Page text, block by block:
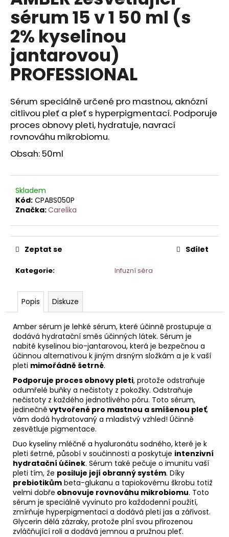
z
5
hvězdiček.
sérum 15 v 1 50 ml (s
2% kyselinou
jantarovou)
PROFESSIONAL
Sérum speciálně určené pro mastnou, aknózní
citlivou pleť a pleť s hyperpigmentací. Podporuje
proces obnovy pleti, hydratuje, navrací
rovnováhu mikrobiomu.
Obsah: 50ml
Skladem
Kód: CPABS050P
Značka:Carelika
Kategorie: Infuzní séra
Zeptat se Sdílet
Popis Diskuze
Amber sérum je lehké sérum, které účinně prostupuje a
dodává hydratační směs účinných látek. Sérum je
nabité kyselinou bio-jantarovou, která je bezpečnou a
účinnou alternativou k jiným drsným složkám a je k vaší
pleti mimořádně šetrné.
Podporuje proces obnovy pleti, protože odstraňuje
odumřelé buňky a nečistoty z pokožky. Odstraňuje
nečistoty z každého jednotlivého póru. Toto sérum,
jedinečně vytvořené pro mastnou a smíšenou pleť,
vám dodá hydratovaný a mladistvý vzhled! Účinně
zesvětluje pigmentace.
Duo kyseliny mléčné a hyaluronátu sodného, které je k
pleti šetrné, působí v součinnosti a poskytuje intenzivní
hydratační účinek. Sérum také pečuje o imunitu vaší
pleti tím, že posiluje její obranný systém. Díky
prebiotikům beta-glukanu a tapiokovému škrobu totiž
velmi dobře obnovuje rovnováhu mikrobiomu. Toto
sérum je speciálně vyvinuto pro každodenní použití,
zmírňuje hyperpigmentaci a dodává pleti jas a zářivost.
Glycerin dělá zázraky, protože plní svou přirozenou
zvláčňující roli a dodává jemnou a pružnou pleť.
a
j
í
t
?
HLEDAT
o
p
o
e
m
DEFENSE
DENNÍ
KRÉM
S
PEPTIDY
50
ML
HOME